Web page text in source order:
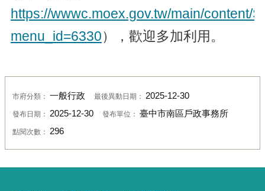
https://wwwc.moex.gov.tw/main/content/
menu_id=6330），歡迎多加利用。
市府分類： 一般行政 最後異動日期： 2025-12-30
發布日期： 2025-12-30 發布單位： 臺中市南區戶政事務所
點閱次數： 296